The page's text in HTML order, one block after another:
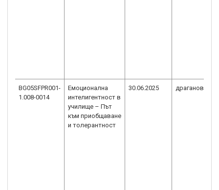
BG05SFPR001-
1.008-0014
Емоционална
интелигентност в
училище – Път
към приобщаване
и толерантност
30.06.2025